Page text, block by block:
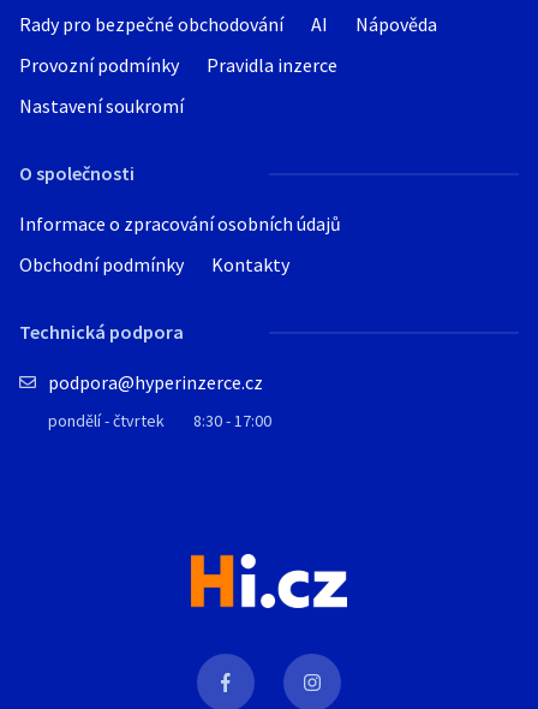
Rady pro bezpečné obchodování
AI
Nápověda
Provozní podmínky
Pravidla inzerce
Nastavení soukromí
O společnosti
Informace o zpracování osobních údajů
Obchodní podmínky
Kontakty
Technická podpora
podpora@hyperinzerce.cz
pondělí - čtvrtek 8:30 - 17:00